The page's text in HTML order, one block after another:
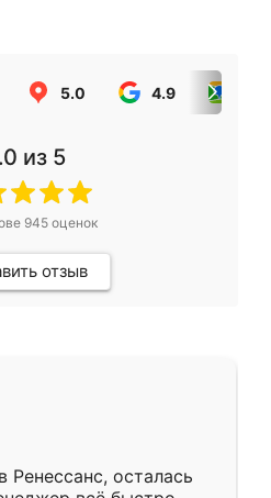
5.0 4.9
из 5
945оценок
отзыв
Ренессанс, осталась